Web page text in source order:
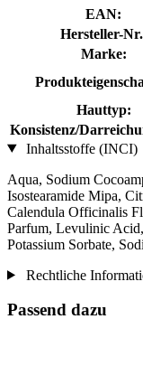
EAN:
Hersteller-
Marke:
Hauttyp:
Konsistenz/
Inhaltsstoffe (INCI)
Aqua, Sodium
Isostearamide Mipa,
Calendula Officinalis
Parfum, Levulinic
Potassium Sorbate,
Rechtliche
Passend dazu